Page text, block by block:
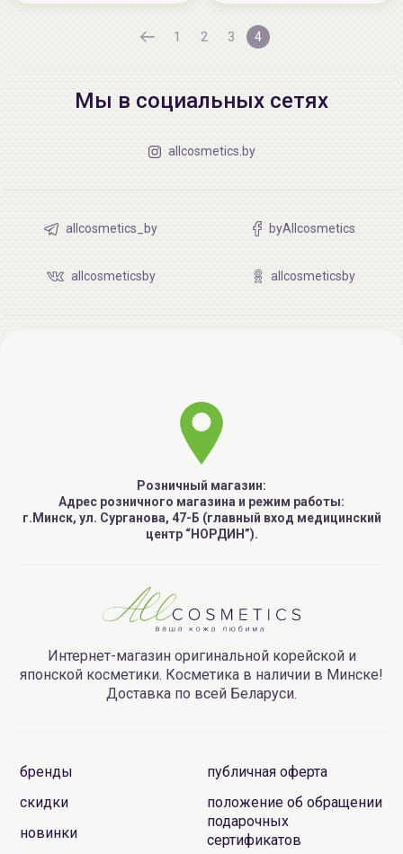
1 2 3 4
Мы в социальных сетях
allcosmetics.by
allcosmetics_by byAllcosmetics
allcosmeticsby allcosmeticsby
Розничный магазин:
Адрес розничного магазина и режим работы:
г.Минск, ул. Сурганова, 47-Б (главный вход медицинский
центр “НОРДИН”).
Интернет-магазин оригинальной корейской и
японской косметики. Косметика в наличии в Минске!
Доставка по всей Беларуси.
бренды
скидки
новинки
публичная оферта
положение об обращении
подарочных
сертификатов